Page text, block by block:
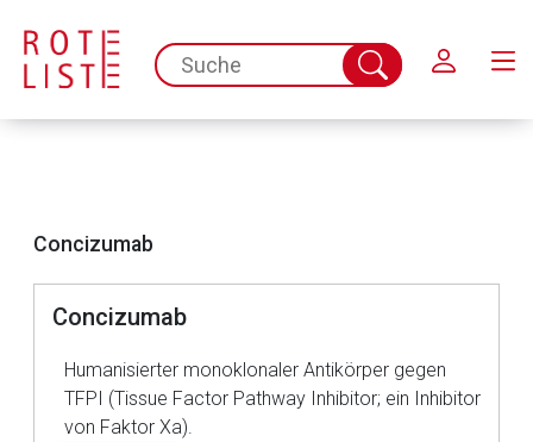
spc.search.input.placeholder
Suche
abschicken
Concizumab
Concizumab
Humanisierter monoklonaler Antikörper gegen
TFPI (Tissue Factor Pathway Inhibitor; ein Inhibitor
von Faktor Xa).
Aufruf einer externen Seite
Der von Ihnen aufgerufene Link öffnet eine externe Web-